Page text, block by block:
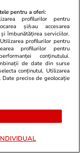
07:45
vor
iulie – 23
pentru a oferi:
profilurilor pentru
și/sau accesarea
îmbunătățirea serviciilor.
profilurilor pentru
profilurilor pentru
conținutului.
de date din surse
conținutul. Utilizarea
precise de geolocație